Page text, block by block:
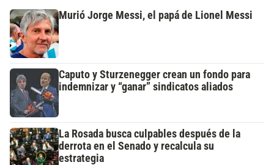
Murió Jorge Messi, el papá de Lionel Messi
Caputo y Sturzenegger crean un fondo para
indemnizar y “ganar” sindicatos aliados
La Rosada busca culpables después de la
derrota en el Senado y recalcula su
estrategia